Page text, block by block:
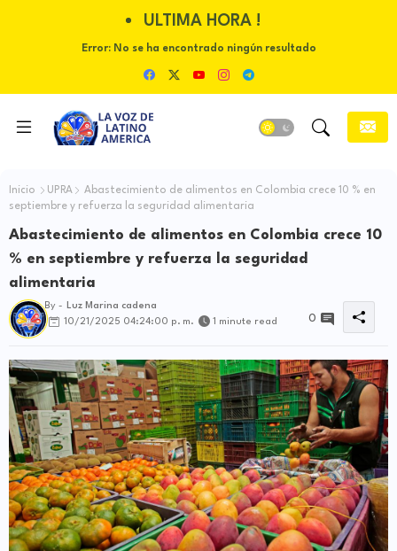
ULTIMA HORA !
Error:No se ha encontrado ningún resultado
Inicio UPRA
Abastecimiento de alimentos en Colombia crece 10 % en
septiembre y refuerza la seguridad alimentaria
Abastecimiento de alimentos en Colombia crece 10
% en septiembre y refuerza la seguridad
alimentaria
By -
Luz Marina cadena
10/21/2025 04:24:00 p. m.
1 minute read 0